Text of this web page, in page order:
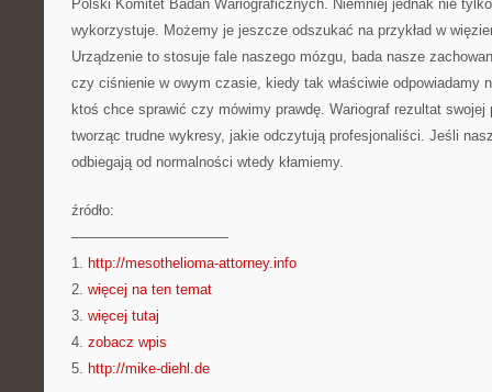
Polski Komitet Badań Wariograficznych. Niemniej jednak nie
wykorzystuje. Możemy je jeszcze odszukać na przykład w
Urządzenie to stosuje fale naszego mózgu, bada nasze
czy ciśnienie w owym czasie, kiedy tak właściwie odpowiadamy
ktoś chce sprawić czy mówimy prawdę. Wariograf rezultat swojej
tworząc trudne wykresy, jakie odczytują profesjonaliści. Jeśli
odbiegają od normalności wtedy kłamiemy.
źródło:
———————————
1. http://mesothelioma-attorney.info
2. więcej na ten temat
3. więcej tutaj
4. zobacz wpis
5. http://mike-diehl.de